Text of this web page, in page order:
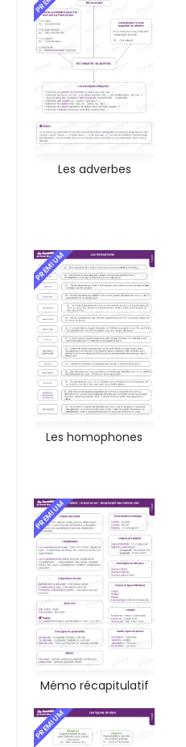
Les adverbes
PREMIUM
Les homophones
PREMIUM
Mémo récapitulatif
PREMIUM